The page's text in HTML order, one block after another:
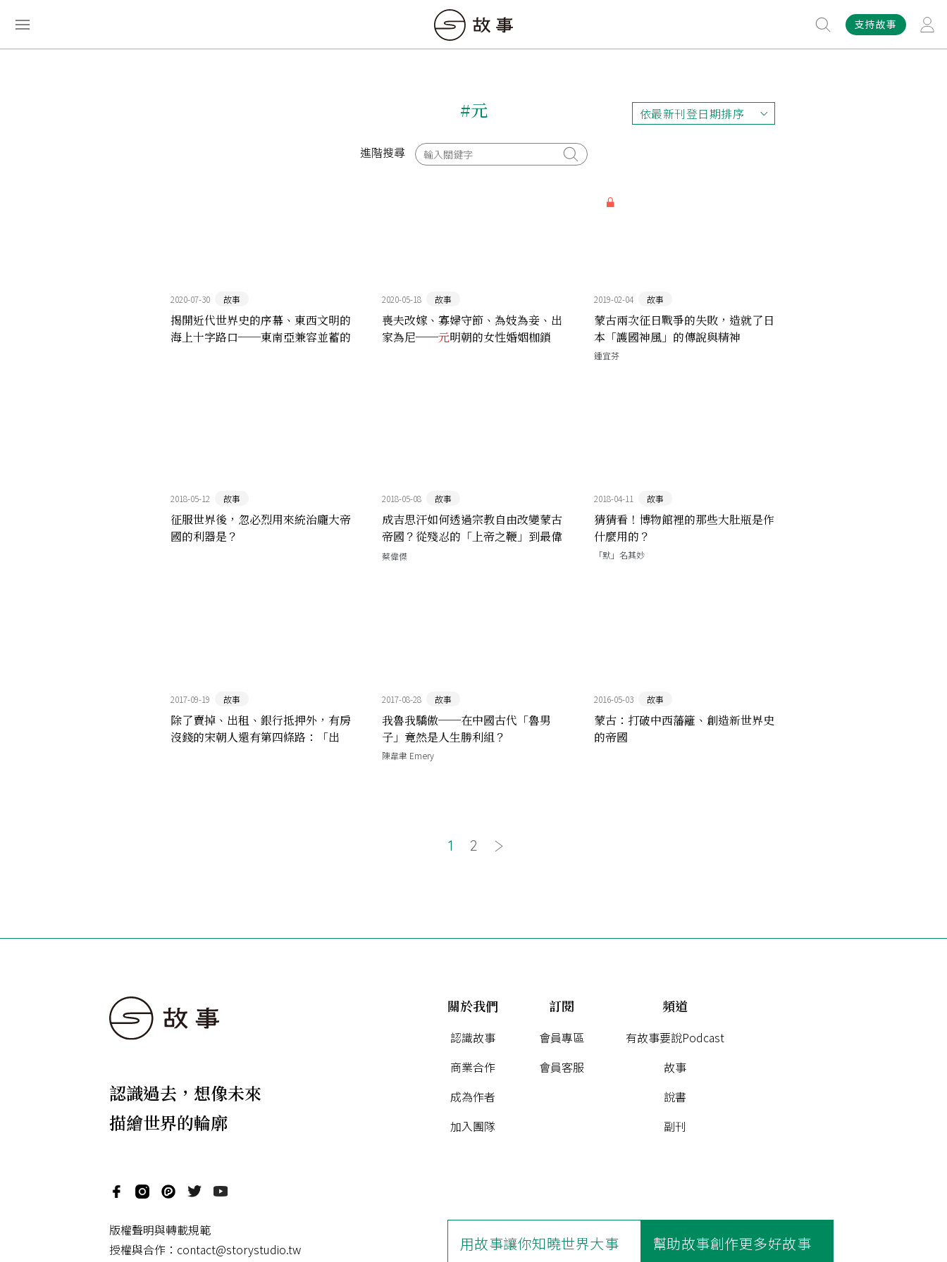
支持故事
#元 依最新刊登日期排序
依最新刊登日期排序
進階搜尋
2020-07-30 故事
揭開近代世界史的序幕、東西文明的
海上十字路口──東南亞兼容並蓄的
2020-05-18 故事
喪夫改嫁、寡婦守節、為妓為妾、出
家為尼──元明朝的女性婚姻枷鎖
2019-02-04 故事
蒙古兩次征日戰爭的失敗，造就了日
本「護國神風」的傳說與精神
鍾宜芬
2018-05-12 故事
征服世界後，忽必烈用來統治龐大帝
國的利器是？
2018-05-08 故事
成吉思汗如何透過宗教自由改變蒙古
帝國？從殘忍的「上帝之鞭」到最偉
大的征服者
蔡偉傑
2018-04-11 故事
猜猜看！博物館裡的那些大肚瓶是作
什麼用的？
「默」名其妙
2017-09-19 故事
除了賣掉、出租、銀行抵押外，有房
沒錢的宋朝人還有第四條路：「出
2017-08-28 故事
我魯我驕傲──在中國古代「魯男
子」竟然是人生勝利組？
陳韋聿 Emery
2016-05-03 故事
蒙古：打破中西藩籬、創造新世界史
的帝國
1 2
認識過去，想像未來
描繪世界的輪廓
關於我們
認識故事
商業合作
成為作者
加入團隊
訂閱
會員專區
會員客服
頻道
有故事要說Podcast
故事
說書
副刊
版權聲明與轉載規範
授權與合作： contact@storystudio.tw
用故事讓你知曉世界大事 幫助故事創作更多好故事